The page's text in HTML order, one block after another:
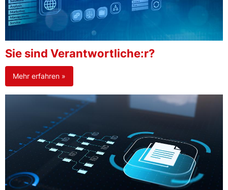
Sie sind Verantwortliche:r?
Mehr erfahren »